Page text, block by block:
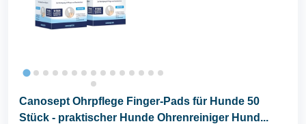
Canosept Ohrpflege Finger-Pads für Hunde 50
Stück - praktischer Hunde Ohrenreiniger Hund...